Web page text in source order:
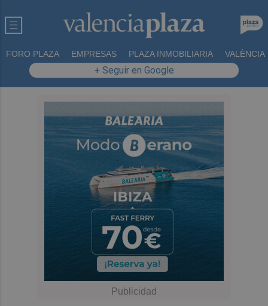
FORO PLAZA EMPRESAS PLAZA INMOBILIARIA VALÈNCIA
+ Seguir en Google